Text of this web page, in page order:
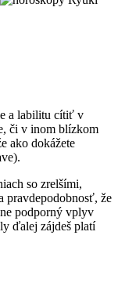
a labilitu cítiť v
či v inom blízkom
ako dokážete
so zrelšími,
pravdepodobnosť, že
podporný vplyv
ďalej zájdeš platí